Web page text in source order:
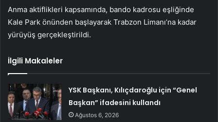
Anma aktiflikleri kapsamında, bando kadrosu eşliğinde
Kale Park önünden başlayarak Trabzon Limanı’na kadar
yürüyüş gerçekleştirildi.
İlgili Makaleler
YSK Başkanı, Kılıçdaroğlu için “Genel
Başkan” ifadesini kullandı
Ağustos 6, 2026